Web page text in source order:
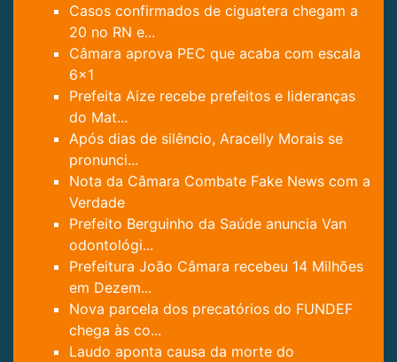
Casos confirmados de ciguatera chegam a
20 no RN e...
Câmara aprova PEC que acaba com escala
6x1
Prefeita Aize recebe prefeitos e lideranças
do Mat...
Após dias de silêncio, Aracelly Morais se
pronunci...
Nota da Câmara Combate Fake News com a
Verdade
Prefeito Berguinho da Saúde anuncia Van
odontológi...
Prefeitura João Câmara recebeu 14 Milhões
em Dezem...
Nova parcela dos precatórios do FUNDEF
chega às co...
Laudo aponta causa da morte do